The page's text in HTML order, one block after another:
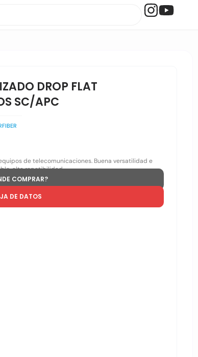
DROP FLAT
SC/APC
de telecomunicaciones. Buena versatilidad e
alta repetibilidad.
COMPRAR?
DE DATOS